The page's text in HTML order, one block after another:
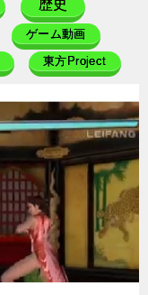
歴史
ゲーム動画
東方Project